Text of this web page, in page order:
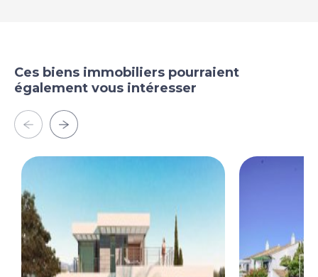
Ces biens immobiliers pourraient
également vous intéresser